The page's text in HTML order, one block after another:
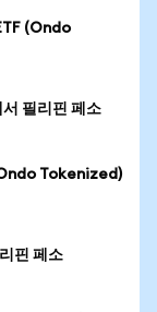
(Ondo
필리핀 페소
Tokenized)
핀 페소